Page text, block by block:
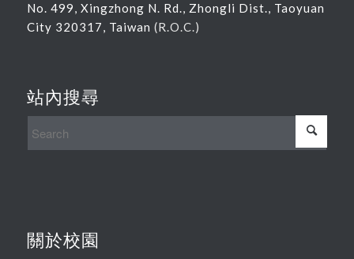
No. 499, Xingzhong N. Rd., Zhongli Dist., Taoyuan
City 320317, Taiwan (R.O.C.)
站內搜尋
關於校園